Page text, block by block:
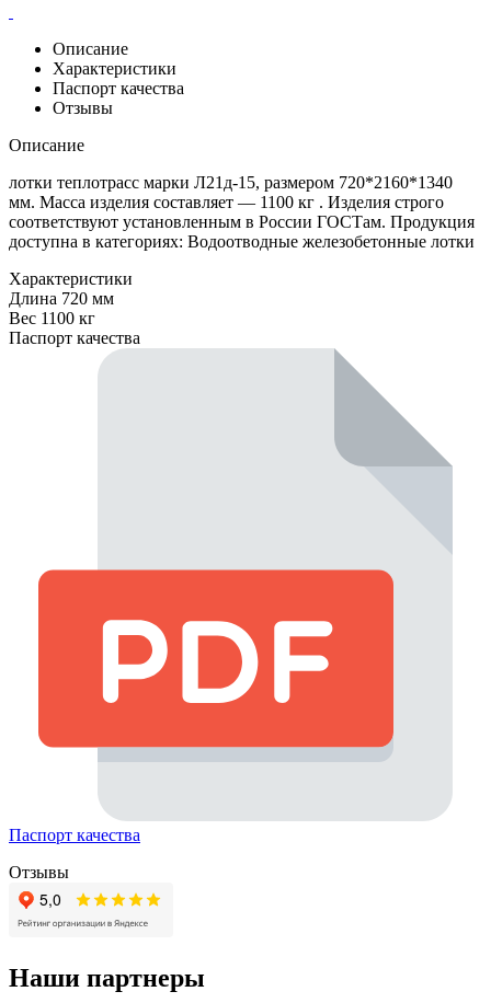
Описание
Характеристики
Паспорт качества
Отзывы
Описание
лотки теплотрасс марки Л21д-15, размером 720*2160*1340
мм. Масса изделия составляет — 1100 кг . Изделия строго
соответствуют установленным в России ГОСТам. Продукция
доступна в категориях: Водоотводные железобетонные лотки
Характеристики
Длина 720 мм
Вес 1100 кг
Паспорт качества
Паспорт качества
Отзывы
Наши партнеры